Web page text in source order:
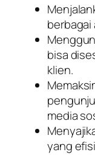
berbagai
bisa
klien.
media
yang